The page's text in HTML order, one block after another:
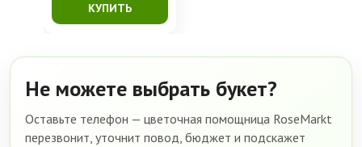
КУПИТЬ
Не можете выбрать букет?
Оставьте телефон — цветочная помощница RoseMarkt
перезвонит, уточнит повод, бюджет и подскажет